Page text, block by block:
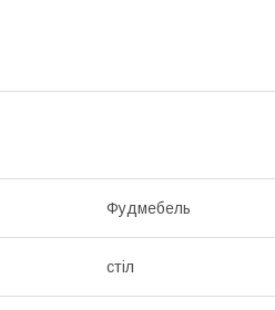
Фудмебель
стіл